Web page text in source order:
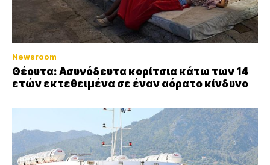
Newsroom
Θέουτα: Ασυνόδευτα κορίτσια κάτω των 14
ετών εκτεθειμένα σε έναν αόρατο κίνδυνο